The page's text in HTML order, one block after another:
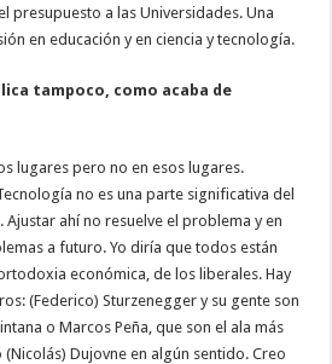
presupuesto a las Universidades. Una
en educación y en ciencia y tecnología.
tampoco, como acaba de
lugares pero no en esos lugares.
no es una parte significativa del
Ajustar ahí no resuelve el problema y en
a futuro. Yo diría que todos están
económica, de los liberales. Hay
(Federico) Sturzenegger y su gente son
o Marcos Peña, que son el ala más
Dujovne en algún sentido. Creo